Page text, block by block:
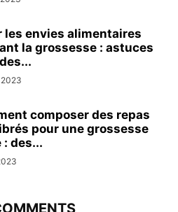
les envies alimentaires
la grossesse : astuces
composer des repas
pour une grossesse
: des...